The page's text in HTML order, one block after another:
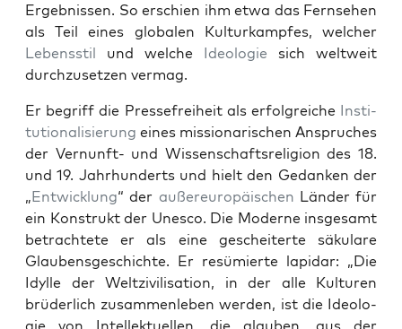
Ergeb­nis­sen. So erschien ihm etwa das Fernse­hen
als Teil eines glob­alen Kul­turkampfes, welch­er
Lebensstil und welche Ide­olo­gie sich weltweit
durchzuset­zen ver­mag.
Er begriff die Presse­frei­heit als erfol­gre­iche Insti­
tu­tion­al­isierung eines mis­sion­ar­ischen Anspruch­es
der Ver­nun­ft- und Wis­senschaft­sre­li­gion des 18.
und 19. Jahrhun­derts und hielt den Gedanken der
„Entwick­lung“ der außereu­ropäis­chen Län­der für
ein Kon­strukt der Unesco. Die Mod­erne ins­ge­samt
betra­chtete er als eine gescheit­erte säku­lare
Glaubens­geschichte. Er resümierte lap­i­dar: „Die
Idylle der Weltzivil­i­sa­tion, in der alle Kul­turen
brüder­lich zusam­men­leben wer­den, ist die Ide­olo­
gie von Intellek­tuellen, die glauben, aus der